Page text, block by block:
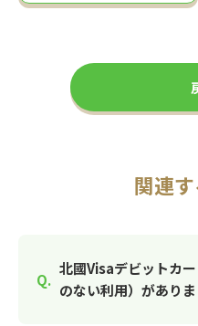
関連
北國Visaデビットカ
のない利用）があり